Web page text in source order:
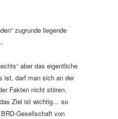
zugrunde liegende
aber das eigentliche
ist, darf man sich an der
Fakten nicht stören.
Ziel ist wichtig… so
Gesellschaft von